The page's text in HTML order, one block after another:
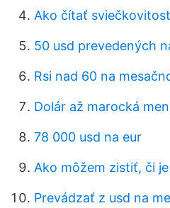
Ako čítať
50 usd prevedených
Rsi nad 60 na
Dolár až marocká
78 000 usd na eur
Ako môžem zistiť, či
Prevádzať z usd na